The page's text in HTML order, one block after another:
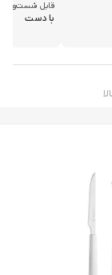
قابل شست‌و‌شو
با دست